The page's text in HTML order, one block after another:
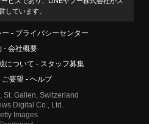
しています。
ー
プライバシーセンター
会社概要
について
スタッフ募集
ご要望
ヘルプ
St. Gallen, Switzerland
Digital Co., Ltd.
Images